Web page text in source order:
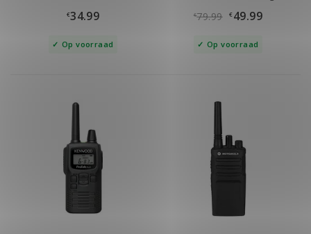
€34.99
Op voorraad
Porto Oortjes
€79.99 €49.99
Op voorraad